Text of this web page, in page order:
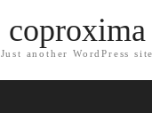
coproxima
Just another WordPress site